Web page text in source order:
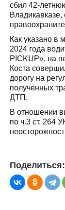
сбил 42-
Как указано в
2024 года
PICKUP», на
Коста
дорогу на
полученных
ДТП.
В отношении
по ч.3 ст. 264
Поделиться: